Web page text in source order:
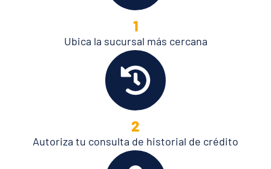
1
Ubica la sucursal más cercana
2
Autoriza tu consulta de historial de crédito